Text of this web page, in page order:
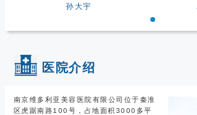
孙大宇
医院介绍
南京维多利亚美容医院有限公司位于秦淮
区虎踞南路100号，占地面积3000多平